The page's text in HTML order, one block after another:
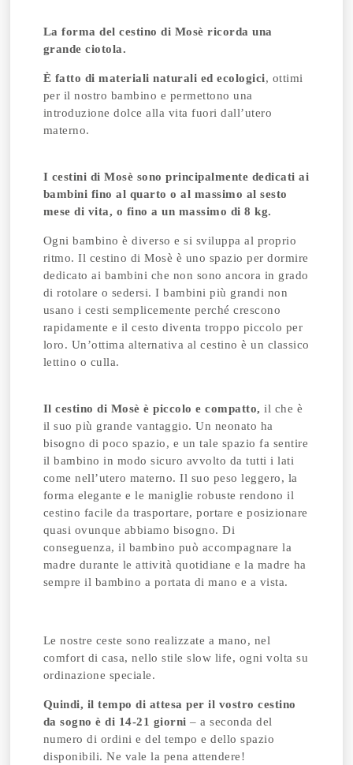
La forma del cestino di Mosè ricorda una
grande ciotola.
È fatto di materiali naturali ed ecologici, ottimi
per il nostro bambino e permettono una
introduzione dolce alla vita fuori dall’utero
materno.
I cestini di Mosè sono principalmente dedicati ai
bambini fino al quarto o al massimo al sesto
mese di vita, o fino a un massimo di 8 kg.
Ogni bambino è diverso e si sviluppa al proprio
ritmo. Il cestino di Mosè è uno spazio per dormire
dedicato ai bambini che non sono ancora in grado
di rotolare o sedersi. I bambini più grandi non
usano i cesti semplicemente perché crescono
rapidamente e il cesto diventa troppo piccolo per
loro. Un’ottima alternativa al cestino è un classico
lettino o culla.
Il cestino di Mosè è piccolo e compatto, il che è
il suo più grande vantaggio. Un neonato ha
bisogno di poco spazio, e un tale spazio fa sentire
il bambino in modo sicuro avvolto da tutti i lati
come nell’utero materno. Il suo peso leggero, la
forma elegante e le maniglie robuste rendono il
cestino facile da trasportare, portare e posizionare
quasi ovunque abbiamo bisogno. Di
conseguenza, il bambino può accompagnare la
madre durante le attività quotidiane e la madre ha
sempre il bambino a portata di mano e a vista.
Le nostre ceste sono realizzate a mano, nel
comfort di casa, nello stile slow life, ogni volta su
ordinazione speciale.
Quindi, il tempo di attesa per il vostro cestino
da sogno è di 14-21 giorni – a seconda del
numero di ordini e del tempo e dello spazio
disponibili. Ne vale la pena attendere!